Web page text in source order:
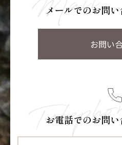
メールでのお問
お問い
お電話でのお問